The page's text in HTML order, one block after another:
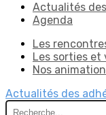
Actualités
Agenda
Les
Les sorties et
Nos
Actualités des